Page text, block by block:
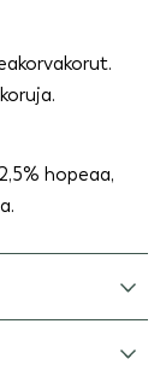
hopeaa,